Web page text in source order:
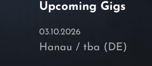
Upcoming Gigs
03.10.2026
Hanau / tba (DE)